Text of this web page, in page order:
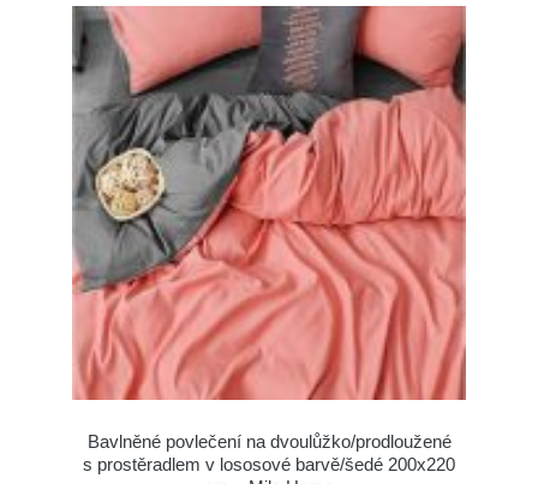
Bavlněné povlečení na dvoulůžko/prodloužené
s prostěradlem v lososové barvě/šedé 200x220